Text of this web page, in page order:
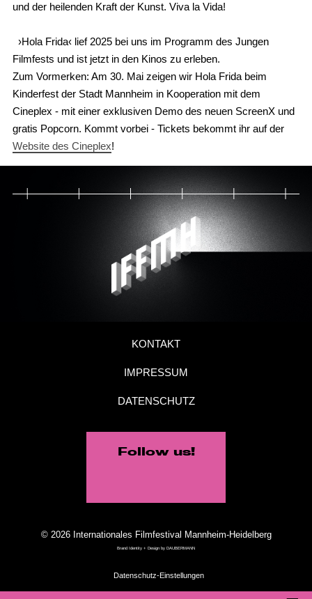
und der heilenden Kraft der Kunst. Viva la Vida!
›Hola Frida‹ lief 2025 bei uns im Programm des Jungen
Filmfests und ist jetzt in den Kinos zu erleben.
Zum Vormerken: Am 30. Mai zeigen wir Hola Frida beim
Kinderfest der Stadt Mannheim in Kooperation mit dem
Cineplex - mit einer exklusiven Demo des neuen ScreenX und
gratis Popcorn. Kommt vorbei - Tickets bekommt ihr auf der
Website des Cineplex!
KONTAKT
IMPRESSUM
DATENSCHUTZ
Follow us!
© 2026 Internationales Filmfestival Mannheim-Heidelberg
Brand Identity + Design by DAUBERMANN